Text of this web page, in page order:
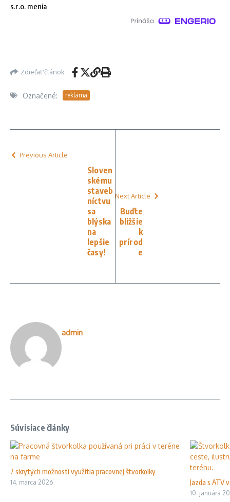
s.r.o. menia
Zdieľať článok
Označené: reklama
Previous Article
Sloven
skému
staveb
níctvu
sa
blýska
na
lepšie
časy!
Next Article
Buďte
bližšie
k
prírod
e
admin
Súvisiace články
7 skrytých možností využitia pracovnej štvorkolky
14. marca 2026 Jazda s ATV
10. januára